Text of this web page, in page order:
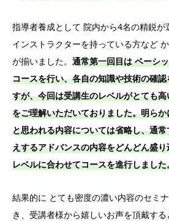
指導者養成として 院内から4名の精鋭が
インストラクターを持っている方など
が揃いました。 通常第一回目は ベーシ
コースを行い、各自の知識や技術の確
すが、今回は受講生のレベルがとても
をご理解いただいておりました。明ら
と思われる内容については省略し、通
えするアドバンスの内容をどんどん盛
レベルに合わせてコースを進行しました
結果的に とても密度の濃い内容のセミ
き、受講者様から嬉しいお声を頂戴す